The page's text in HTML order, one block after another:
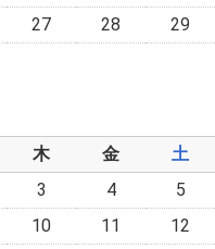
27 28
29
木 金
土
3 4
5
10 11
12